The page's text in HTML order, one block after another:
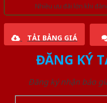
Nhiều ưu đãi lớn khi
TẢI BẢNG GIÁ
ĐĂNG KÝ
Đăng ký nhận báo